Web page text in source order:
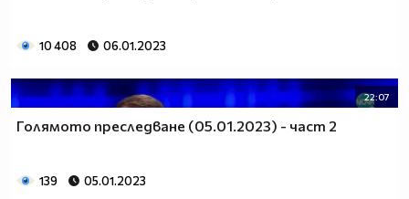
10 408 06.01.2023
22:07
Голямото преследване (05.01.2023) - част 2
139 05.01.2023